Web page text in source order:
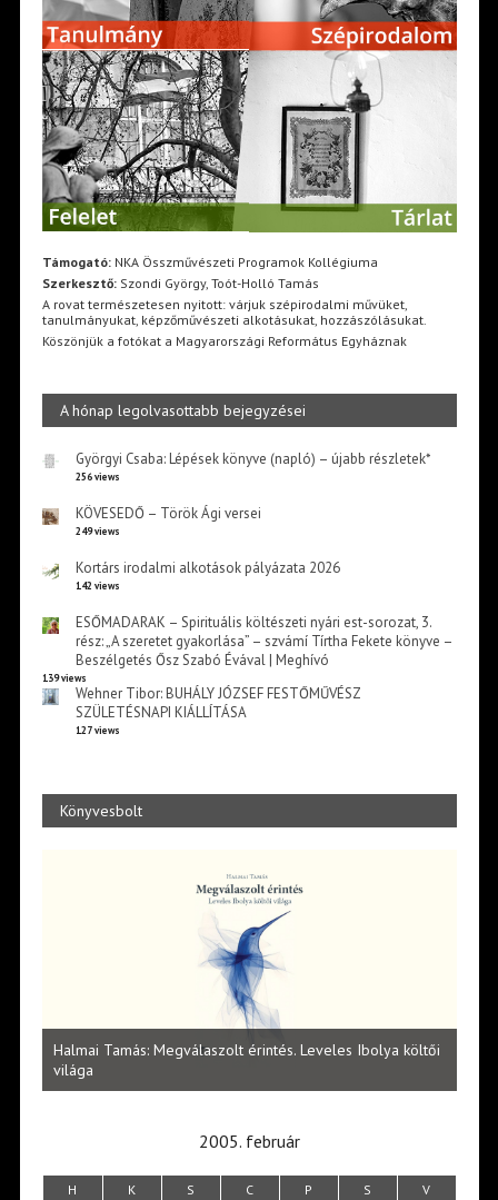
Támogató:NKA Összművészeti Programok Kollégiuma
Szerkesztő:Szondi György, Toót-Holló Tamás
A rovat természetesen nyitott: várjuk szépirodalmi művüket,
tanulmányukat, képzőművészeti alkotásukat, hozzászólásukat.
Köszönjük a fotókat a Magyarországi Református Egyháznak
A hónap legolvasottabb bejegyzései
Györgyi Csaba: Lépések könyve (napló) – újabb részletek*
256 views
KÖVESEDŐ – Török Ági versei
249 views
Kortárs irodalmi alkotások pályázata 2026
142 views
ESŐMADARAK – Spirituális költészeti nyári est-sorozat, 3.
rész: „A szeretet gyakorlása” – szvámí Tírtha Fekete könyve –
Beszélgetés Ősz Szabó Évával | Meghívó
139 views
Wehner Tibor: BUHÁLY JÓZSEF FESTŐMŰVÉSZ
SZÜLETÉSNAPI KIÁLLÍTÁSA
127 views
Könyvesbolt
Halmai Tamás: Megválaszolt érintés. Leveles Ibolya költői
világa
2005. február
H K S C P S V